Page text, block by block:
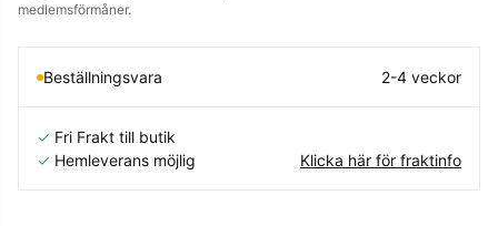
medlemsförmåner.
Beställningsvara 2-4 veckor
✓ Fri Frakt till butik
✓ Hemleverans möjlig Klicka här för fraktinfo